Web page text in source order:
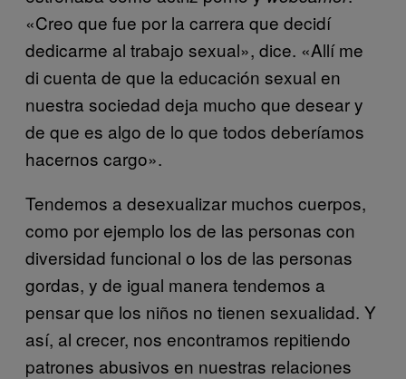
«Creo que fue por la carrera que decidí
dedicarme al trabajo sexual», dice. «Allí me
di cuenta de que la educación sexual en
nuestra sociedad deja mucho que desear y
de que es algo de lo que todos deberíamos
hacernos cargo».
Tendemos a desexualizar muchos cuerpos,
como por ejemplo los de las personas con
diversidad funcional o los de las personas
gordas, y de igual manera tendemos a
pensar que los niños no tienen sexualidad. Y
así, al crecer, nos encontramos repitiendo
patrones abusivos en nuestras relaciones